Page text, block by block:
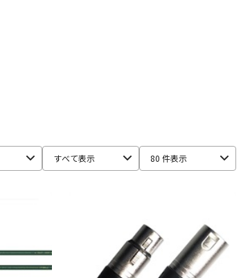
Geithain MUTEC MUZEN
NEUMANN
Roland
Ronk Japan
SPL SSL(Solid State Logic) STAX
STAY
すべて表示 80 件表示